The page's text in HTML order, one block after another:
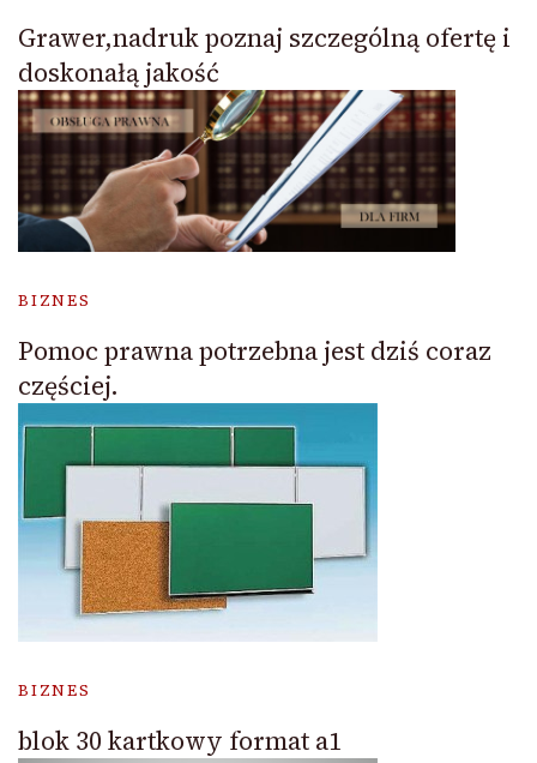
Grawer,nadruk poznaj szczególną ofertę i
doskonałą jakość
BIZNES
Pomoc prawna potrzebna jest dziś coraz
częściej.
BIZNES
blok 30 kartkowy format a1